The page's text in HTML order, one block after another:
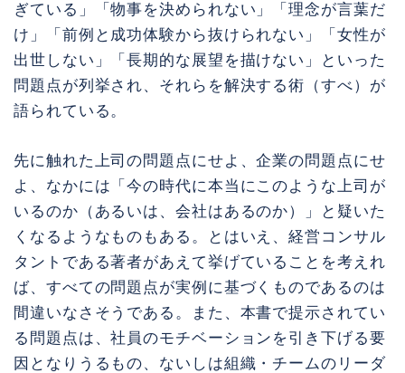
ぎている」「物事を決められない」「理念が言葉だ
け」「前例と成功体験から抜けられない」「女性が
出世しない」「長期的な展望を描けない」といった
問題点が列挙され、それらを解決する術（すべ）が
語られている。
先に触れた上司の問題点にせよ、企業の問題点にせ
よ、なかには「今の時代に本当にこのような上司が
いるのか（あるいは、会社はあるのか）」と疑いた
くなるようなものもある。とはいえ、経営コンサル
タントである著者があえて挙げていることを考えれ
ば、すべての問題点が実例に基づくものであるのは
間違いなさそうである。また、本書で提示されてい
る問題点は、社員のモチベーションを引き下げる要
因となりうるもの、ないしは組織・チームのリーダ